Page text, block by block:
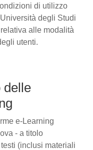
di utilizzo
degli Studi
alle modalità
utenti.
delle
e-Learning
- a titolo
(inclusi materiali